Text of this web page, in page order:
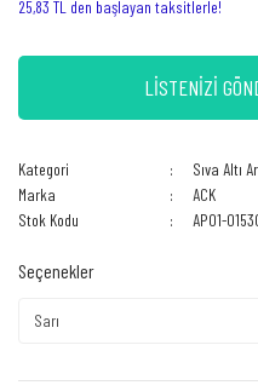
25,83 TL den başlayan taksitlerle!
LİSTENİZİ
Kategori
Sıva Altı
Marka
ACK
Stok Kodu
AP01-
Seçenekler